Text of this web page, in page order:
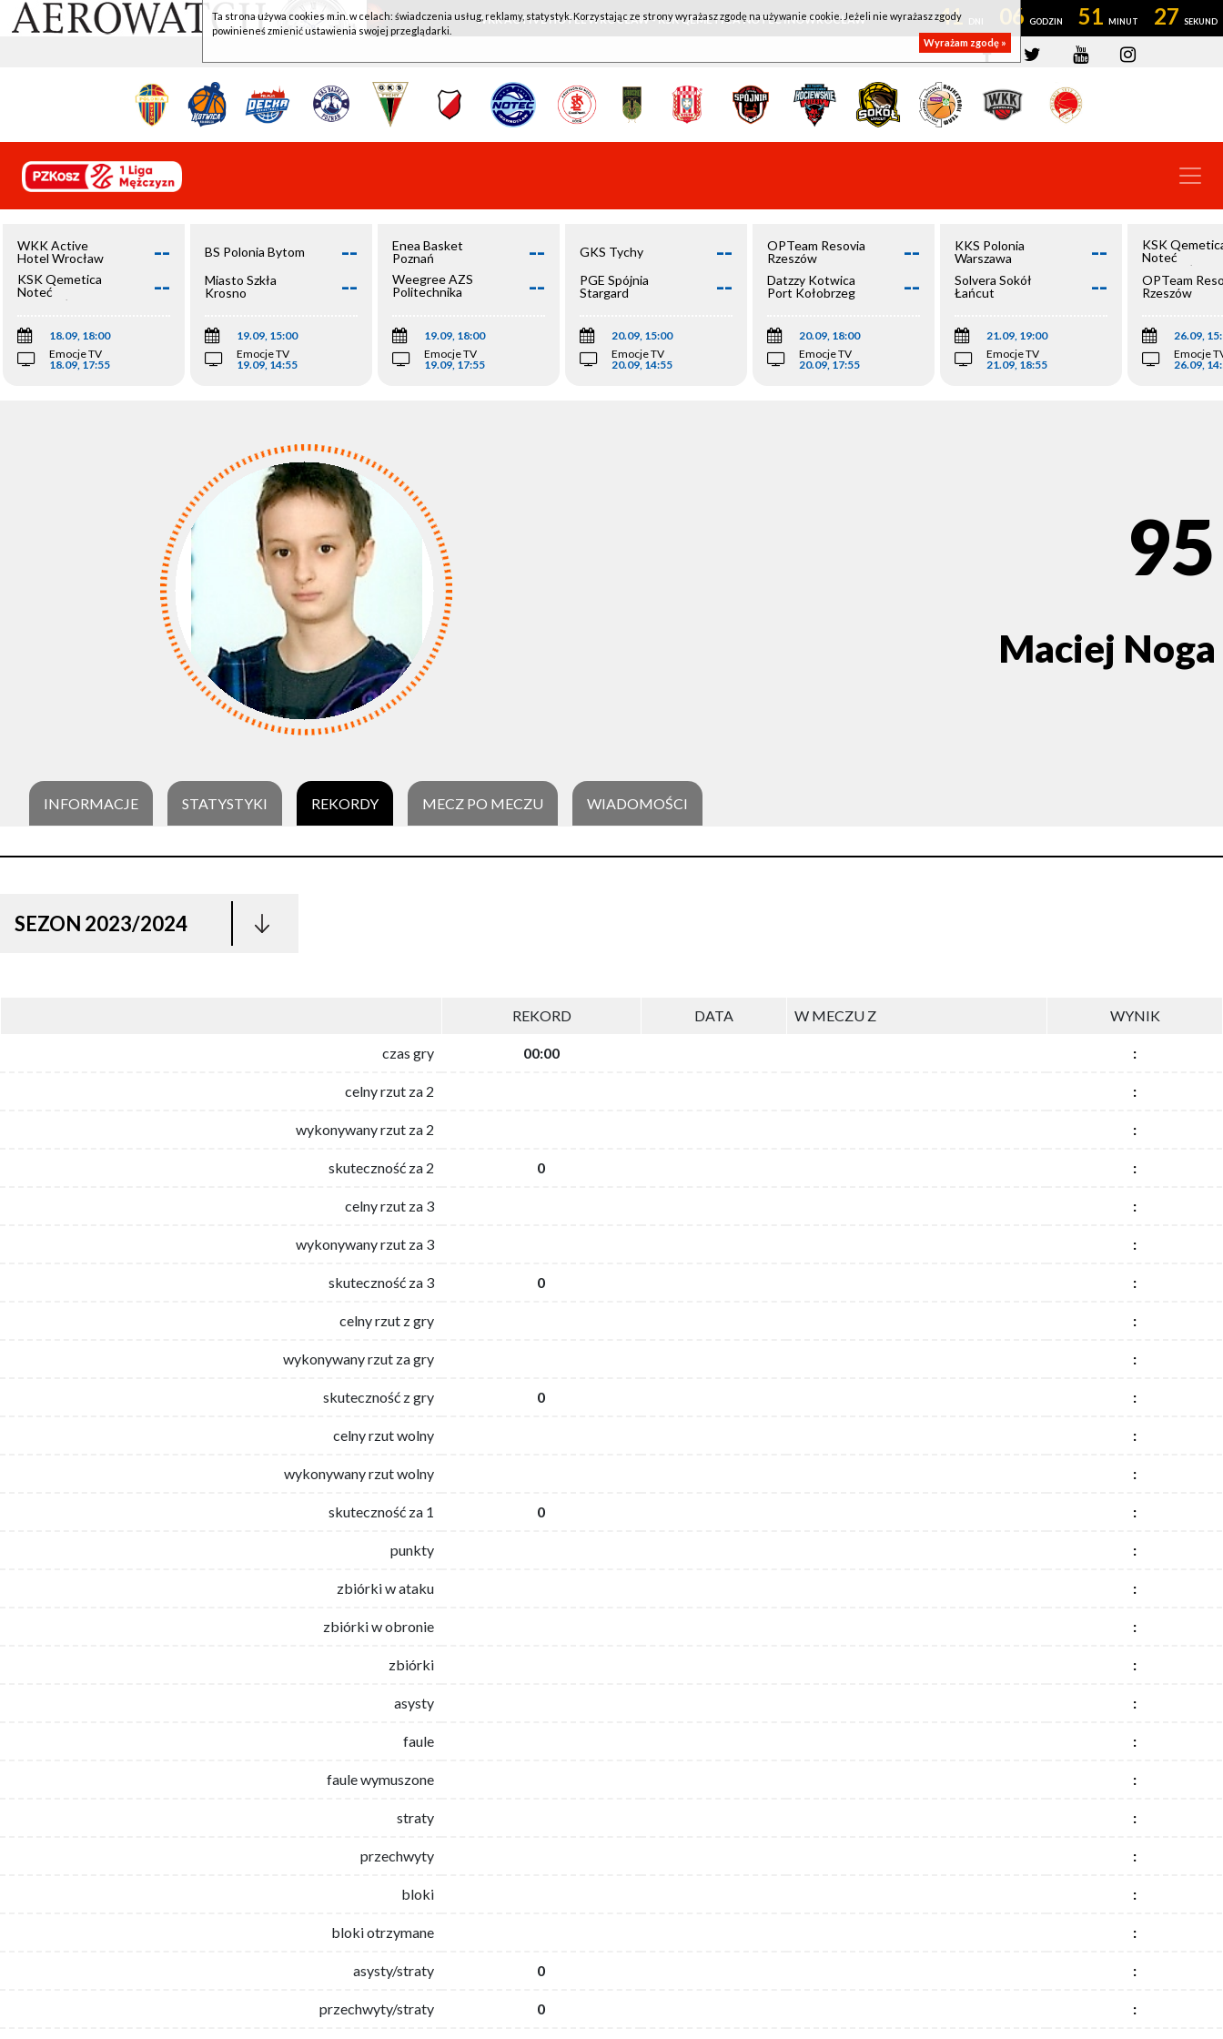
WKK ACTIVE HOTEL WROCŁAW - KSK QEMETICA NOTEĆ INOWROCŁAW 41 06 51 26
WKK Active
Hotel Wrocław
--
KSK Qemetica
Noteć
Inowrocław
--
18.09, 18:00
Emocje TV
18.09, 17:55
BS Polonia Bytom --
Miasto Szkła
Krosno
--
19.09, 15:00
Emocje TV
19.09, 14:55
Enea Basket
Poznań
--
Weegree AZS
Politechnika
--
19.09, 18:00
Emocje TV
19.09, 17:55
GKS Tychy --
PGE Spójnia
Stargard
--
20.09, 15:00
Emocje TV
20.09, 14:55
OPTeam Resovia
Rzeszów
--
Datzzy Kotwica
Port Kołobrzeg
--
20.09, 18:00
Emocje TV
20.09, 17:55
KKS Polonia
Warszawa
--
Solvera Sokół
Łańcut
--
21.09, 19:00
Emocje TV
21.09, 18:55
KSK
Noteć
Inowrocław
OPTeam
Rzeszów
26.09,
Emocje
26.09,
95
Maciej Noga
INFORMACJE STATYSTYKI REKORDY MECZ PO MECZU WIADOMOŚCI
SEZON 2023/2024
REKORD DATA W MECZU Z WYNIK
czas gry 00:00 :
celny rzut za 2 :
wykonywany rzut za 2 :
skuteczność za 2 0 :
celny rzut za 3 :
wykonywany rzut za 3 :
skuteczność za 3 0 :
celny rzut z gry :
wykonywany rzut za gry :
skuteczność z gry 0 :
celny rzut wolny :
wykonywany rzut wolny :
skuteczność za 1 0 :
punkty :
zbiórki w ataku :
zbiórki w obronie :
zbiórki :
asysty :
faule :
faule wymuszone :
straty :
przechwyty :
bloki :
bloki otrzymane :
asysty/straty 0 :
przechwyty/straty 0 :
Ta strona używa cookies m.in. w celach: świadczenia usług, reklamy, statystyk. Korzystając ze strony wyrażasz zgodę na używanie cookie. Jeżeli nie wyrażasz zgody
powinieneś zmienić ustawienia swojej przeglądarki.
Wyrażam zgodę »